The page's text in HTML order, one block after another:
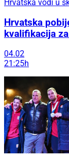
Hrvatska vodi u
Hrvatska
kvalifikacija
04.02
21:25h